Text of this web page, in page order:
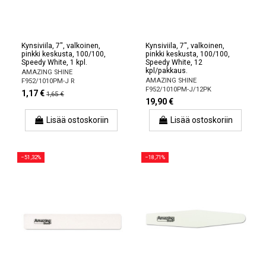
Kynsiviila, 7", valkoinen,
pinkki keskusta, 100/100,
Speedy White, 1 kpl.
AMAZING SHINE
F952/1010PM-J R
1,17 € 1,65 €
Lisää ostoskoriin
Kynsiviila, 7", valkoinen,
pinkki keskusta, 100/100,
Speedy White, 12
kpl/pakkaus.
AMAZING SHINE
F952/1010PM-J/12PK
19,90 €
Lisää ostoskoriin
−51,32% −18,71%